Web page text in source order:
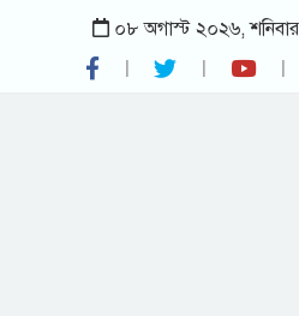
০৮ অগাস্ট ২০২৬,